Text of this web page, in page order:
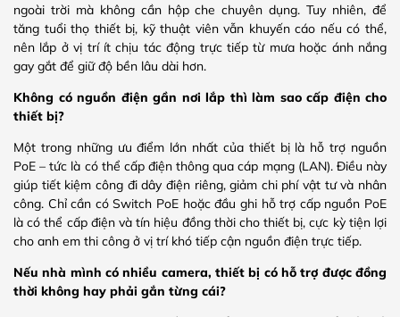
ngoài trời mà không cần hộp che chuyên dụng. Tuy nhiên, để
tăng tuổi thọ thiết bị, kỹ thuật viên vẫn khuyến cáo nếu có thể,
nên lắp ở vị trí ít chịu tác động trực tiếp từ mưa hoặc ánh nắng
gay gắt để giữ độ bền lâu dài hơn.
Không có nguồn điện gần nơi lắp thì làm sao cấp điện cho
thiết bị?
Một trong những ưu điểm lớn nhất của thiết bị là hỗ trợ nguồn
PoE – tức là có thể cấp điện thông qua cáp mạng (LAN). Điều này
giúp tiết kiệm công đi dây điện riêng, giảm chi phí vật tư và nhân
công. Chỉ cần có Switch PoE hoặc đầu ghi hỗ trợ cấp nguồn PoE
là có thể cấp điện và tín hiệu đồng thời cho thiết bị, cực kỳ tiện lợi
cho anh em thi công ở vị trí khó tiếp cận nguồn điện trực tiếp.
Nếu nhà mình có nhiều camera, thiết bị có hỗ trợ được đồng
thời không hay phải gắn từng cái?